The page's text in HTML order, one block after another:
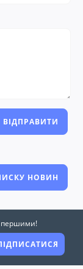
ВІДПРАВИТИ
НОВИН
першими!